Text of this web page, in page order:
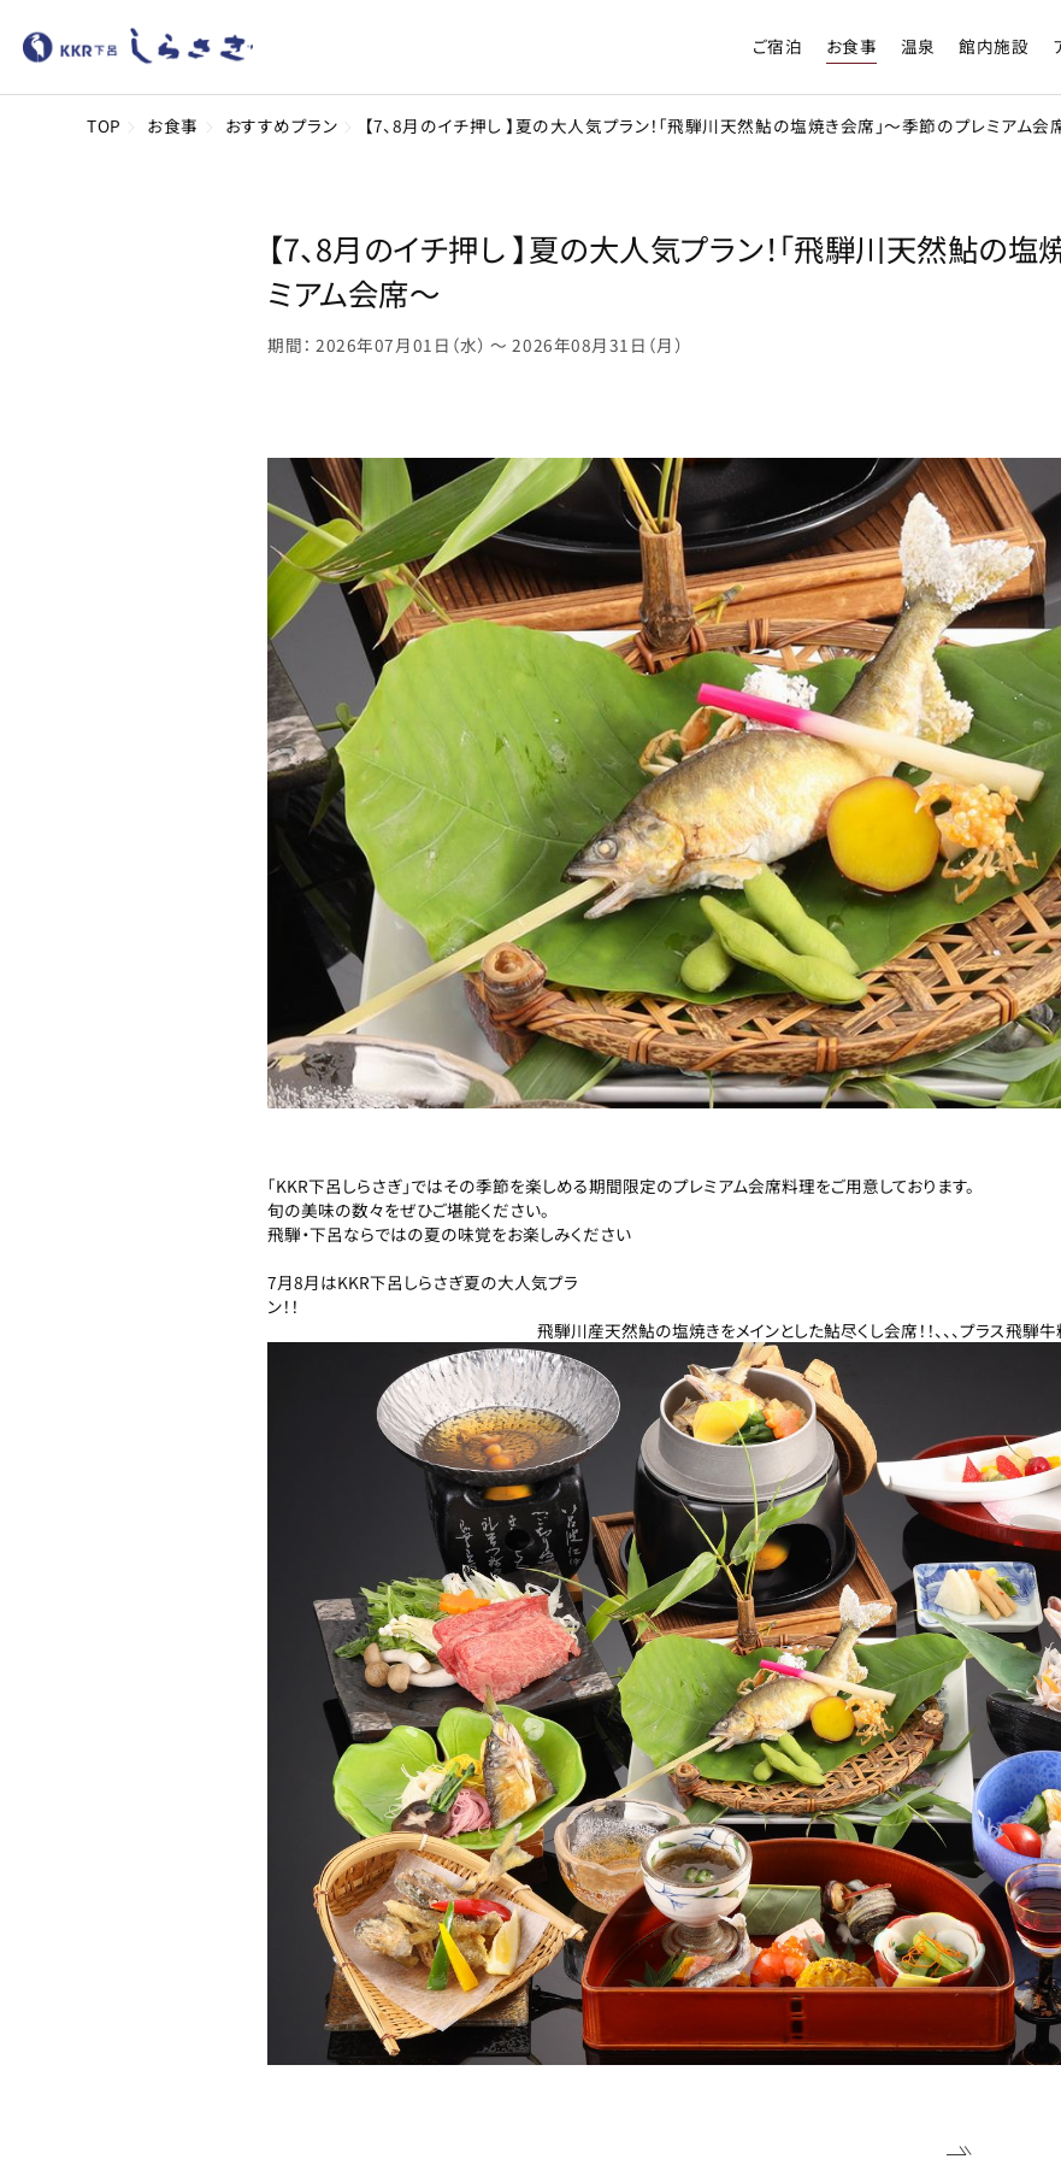
ご宿泊 お食事 温泉 館内施設
TOP お食事 おすすめプラン 【7、8月のイチ押し 】夏の大人気プラン！「飛騨川天然鮎の塩焼き会席」～季節のプレミアム会
【7、8月のイチ押し 】夏の大人気プラン！「飛騨川天然鮎の
ミアム会席～
期間： 2026年07月01日（水） 〜 2026年08月31日（月）
「KKR下呂しらさぎ」ではその季節を楽しめる期間限定のプレミアム会席料理をご用意しております。
旬の美味の数々をぜひご堪能ください。
飛騨・下呂ならではの夏の味覚をお楽しみください
7月8月はKKR下呂しらさぎ夏の大人気プラ
ン！
飛騨川産天然鮎の塩焼きをメインとした鮎尽くし会席！！、、、プラス飛騨